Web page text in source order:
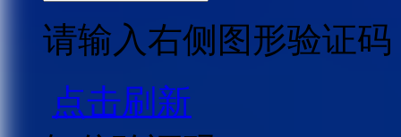
请输入右侧图形验证码
点击刷新